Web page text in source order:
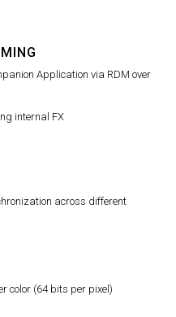
Application via RDM over
internal FX
across different
color (64 bits per pixel)